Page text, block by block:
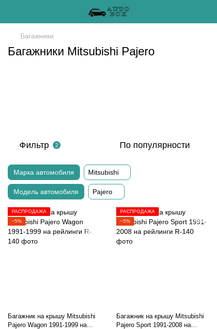
Багажники
Багажники Mitsubishi Pajero
Фильтр 2 По популярности
Марка автомобиля Mitsubishi
Модель автомобиля Pajero
РАСПРОДАЖА
−5%
Багажник на крышу Mitsubishi
Pajero Wagon 1991-1999 на
РАСПРОДАЖА
−5%
Багажник на крышу Mitsubishi
Pajero Sport 1991-2008 на